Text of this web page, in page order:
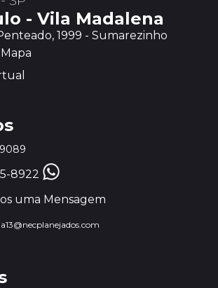
- Vila Madalena
1999 - Sumarezinho
9089
8922
uma Mensagem